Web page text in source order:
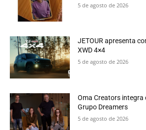
5 de agosto de 2026
JETOUR apresenta
XWD 4×4
5 de agosto de 2026
Oma Creators integra
Grupo Dreamers
5 de agosto de 2026